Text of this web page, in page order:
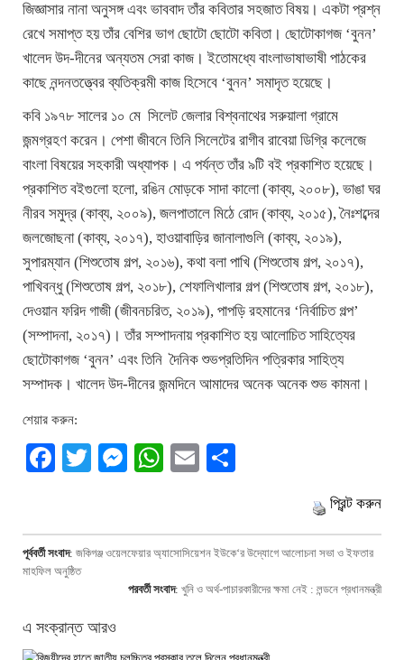
জিজ্ঞাসার নানা অনুসঙ্গ এবং ভাববাদ তাঁর কবিতার সহজাত বিষয়। একটা প্রশ্ন
রেখে সমাপ্ত হয় তাঁর বেশির ভাগ ছোটো ছোটো কবিতা। ছোটোকাগজ ‘বুনন’
খালেদ উদ-দীনের অন্যতম সেরা কাজ। ইতোমধ্যে বাংলাভাষাভাষী পাঠকের
কাছে নন্দনতত্ত্বের ব্যতিক্রমী কাজ হিসেবে ‘বুনন’ সমাদৃত হয়েছে।
কবি ১৯৭৮ সালের ১০ মে সিলেট জেলার বিশ্বনাথের সরুয়ালা গ্রামে
জন্মগ্রহণ করেন। পেশা জীবনে তিনি সিলেটের রাগীব রাবেয়া ডিগ্রি কলেজে
বাংলা বিষয়ের সহকারী অধ্যাপক। এ পর্যন্ত তাঁর ৯টি বই প্রকাশিত হয়েছে।
প্রকাশিত বইগুলো হলো, রঙিন মোড়কে সাদা কালো (কাব্য, ২০০৮), ভাঙা ঘর
নীরব সমুদ্র (কাব্য, ২০০৯), জলপাতালে মিঠে রোদ (কাব্য, ২০১৫), নৈঃশব্দের
জলজোছনা (কাব্য, ২০১৭), হাওয়াবাড়ির জানালাগুলি (কাব্য, ২০১৯),
সুপারম্যান (শিশুতোষ গল্প, ২০১৬), কথা বলা পাখি (শিশুতোষ গল্প, ২০১৭),
পাখিবন্ধু (শিশুতোষ গল্প, ২০১৮), শেফালিখালার গল্প (শিশুতোষ গল্প, ২০১৮),
দেওয়ান ফরিদ গাজী (জীবনচরিত, ২০১৯), পাপড়ি রহমানের ‘নির্বাচিত গল্প’
(সম্পাদনা, ২০১৭)। তাঁর সম্পাদনায় প্রকাশিত হয় আলোচিত সাহিত্যের
ছোটোকাগজ ‘বুনন’ এবং তিনি দৈনিক শুভপ্রতিদিন পত্রিকার সাহিত্য
সম্পাদক। খালেদ উদ-দীনের জন্মদিনে আমাদের অনেক অনেক শুভ কামনা।
শেয়ার করুন:
Facebook
TwitterMessenger
WhatsApp
Email
প্রিন্ট করুন
পূর্ববর্তী সংবাদ: জকিগঞ্জ ওয়েলফেয়ার অ্যাসোসিয়েশন ইউকে‘র উদ্যোগে আলোচনা সভা ও ইফতার
মাহফিল অনুষ্ঠিত
পরবর্তী সংবাদ: খুনি ও অর্থ-পাচারকারীদের ক্ষমা নেই : লন্ডনে প্রধানমন্ত্রী
এ সংক্রান্ত আরও